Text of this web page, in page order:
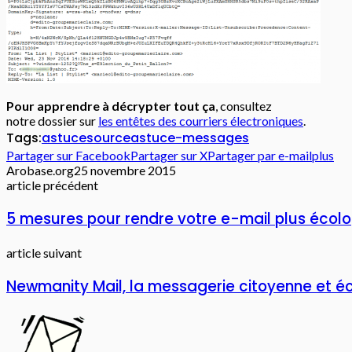
Pour apprendre à décrypter tout ça, consultez
notre dossier sur les entêtes des courriers électroniques.
Tags:astucesourceastuce-messages
Partager sur FacebookPartager sur XPartager par e-mailplus
Arobase.org25 novembre 2015
article précédent
5 mesures pour rendre votre e-mail plus écolo
article suivant
Newmanity Mail, la messagerie citoyenne et